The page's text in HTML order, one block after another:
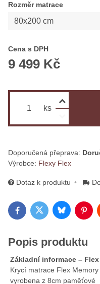
Rozměr matrace
Cena s DPH
9 499 Kč
ks
Výrobce: Flexy Flex
Dotaz k produktu
FacebookTwitterBluesky
Popis produktu
Základní informace –
Krycí matrace Flex
vyrobena z 8cm paměťové